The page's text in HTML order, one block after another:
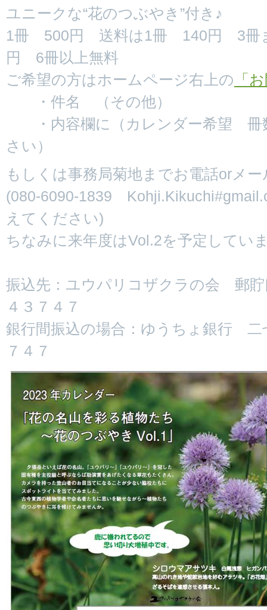
ユニークな“花のつぶやき”付き♪
1冊 500円 送料は1冊 140円 3冊
円 6冊以上無料
ご希望の方はホームページ右上の 「
・件名 （その他）
・内容欄に（カレンダー希望 冊
さい）
もしくは事務局菊地までお電話orメ
(080-6090-1839
えてください)
ちなみに来年度はVol.2を予定してい
振込先：ユウパリコザクラの会 郵
４３７４７
銀行間振込の場合：ゆうちょ銀行
７４７